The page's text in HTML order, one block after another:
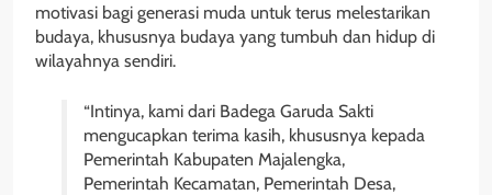
motivasi bagi generasi muda untuk terus melestarikan
budaya, khususnya budaya yang tumbuh dan hidup di
wilayahnya sendiri.
“Intinya, kami dari Badega Garuda Sakti
mengucapkan terima kasih, khususnya kepada
Pemerintah Kabupaten Majalengka,
Pemerintah Kecamatan, Pemerintah Desa,